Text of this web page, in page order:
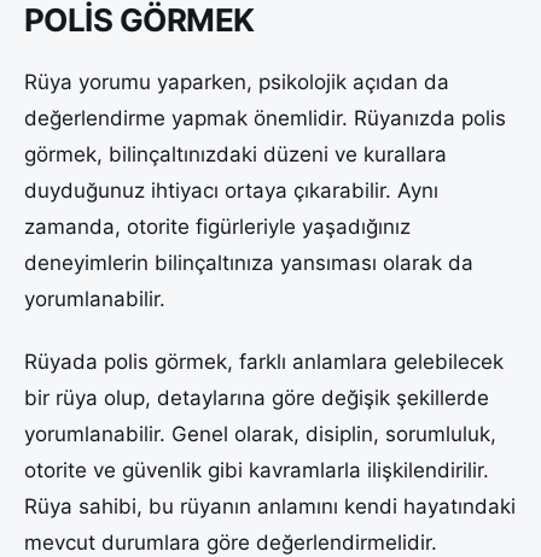
POLİS GÖRMEK
Rüya yorumu yaparken, psikolojik açıdan da
değerlendirme yapmak önemlidir. Rüyanızda polis
görmek, bilinçaltınızdaki düzeni ve kurallara
duyduğunuz ihtiyacı ortaya çıkarabilir. Aynı
zamanda, otorite figürleriyle yaşadığınız
deneyimlerin bilinçaltınıza yansıması olarak da
yorumlanabilir.
Rüyada polis görmek, farklı anlamlara gelebilecek
bir rüya olup, detaylarına göre değişik şekillerde
yorumlanabilir. Genel olarak, disiplin, sorumluluk,
otorite ve güvenlik gibi kavramlarla ilişkilendirilir.
Rüya sahibi, bu rüyanın anlamını kendi hayatındaki
mevcut durumlara göre değerlendirmelidir.